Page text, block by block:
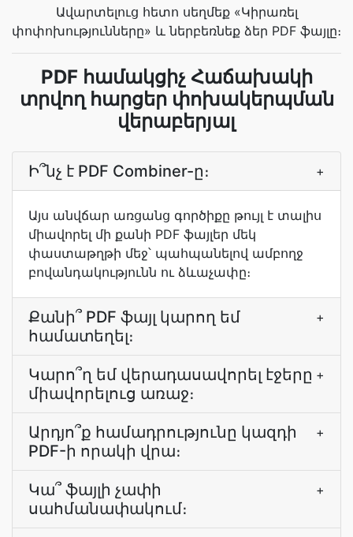
Ավարտելուց հետո սեղմեք «Կիրառել
փոփոխությունները» և ներբեռնեք ձեր PDF ֆայլը։
PDF համակցիչ Հաճախակի
տրվող հարցեր փոխակերպման
վերաբերյալ
Ի՞նչ է PDF Combiner-ը։ +
Այս անվճար առցանց գործիքը թույլ է տալիս
միավորել մի քանի PDF ֆայլեր մեկ
փաստաթղթի մեջ՝ պահպանելով ամբողջ
բովանդակությունն ու ձևաչափը։
Քանի՞ PDF ֆայլ կարող եմ
համատեղել։
+
Կարո՞ղ եմ վերադասավորել էջերը
միավորելուց առաջ։
+
Արդյո՞ք համադրությունը կազդի
PDF-ի որակի վրա։
+
Կա՞ ֆայլի չափի
սահմանափակում։
+